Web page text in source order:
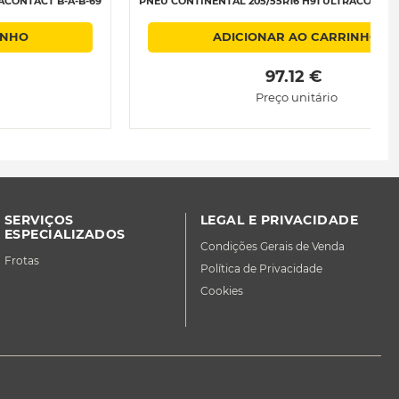
ADICIONAR AO CARRINHO
97.12 €
Preço unitário
SERVIÇOS
ESPECIALIZADOS
Frotas
LEGAL E PRIVACIDADE
Condições Gerais de Venda
Política de Privacidade
Cookies